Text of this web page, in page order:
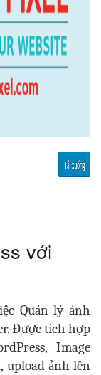
với
Quản lý ảnh
Được tích hợp
Image
upload ảnh lên